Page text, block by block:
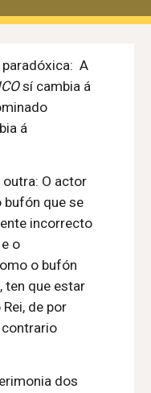
paradóxica: A
sí cambia á
á
O actor
bufón que se
incorrecto
o
o bufón
ten que estar
de por
contrario
dos